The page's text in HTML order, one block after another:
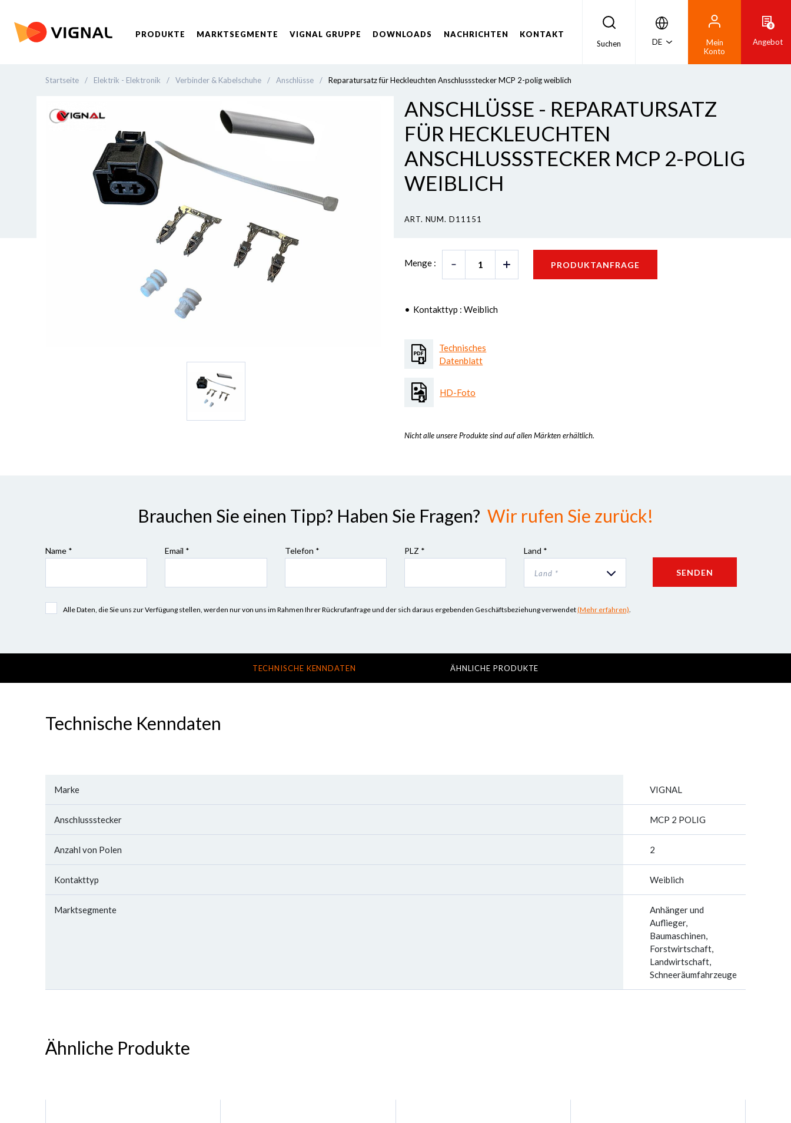
PRODUKTE MARKTSEGMENTE VIGNAL GRUPPE DOWNLOADS NACHRICHTEN
KONTAKT
Suchen
DE
Mein
Konto
0
Angebot
Startseite / Elektrik - Elektronik / Verbinder & Kabelschuhe / Anschlüsse / Reparatursatz für Heckleuchten Anschlussstecker MCP 2-polig weiblich
ANSCHLÜSSE - REPARATURSATZ
FÜR HECKLEUCHTEN
ANSCHLUSSSTECKER MCP 2-POLIG
WEIBLICH
ART. NUM. D11151
Menge : PRODUKTANFRAGE
Kontakttyp : Weiblich
Technisches
Datenblatt
HD-Foto
Nicht alle unsere Produkte sind auf allen Märkten erhältlich.
Brauchen Sie einen Tipp? Haben Sie Fragen? Wir rufen Sie zurück!
Name * Email * Telefon * PLZ * Land *
Land * SENDEN
Alle Daten, die Sie uns zur Verfügung stellen, werden nur von uns im Rahmen Ihrer Rückrufanfrage und der sich daraus ergebenden Geschäftsbeziehung verwendet(Mehr erfahren).
TECHNISCHE KENNDATEN ÄHNLICHE PRODUKTE
Technische Kenndaten
Marke VIGNAL
Anschlussstecker MCP 2 POLIG
Anzahl von Polen 2
Kontakttyp Weiblich
Marktsegmente
Anhänger und
Auflieger,
Baumaschinen,
Forstwirtschaft,
Landwirtschaft,
Schneeräumfahrzeuge
Ähnliche Produkte